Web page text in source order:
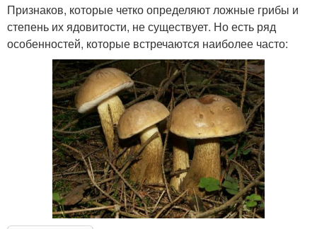
Признаков, которые четко определяют ложные грибы и
степень их ядовитости, не существует. Но есть ряд
особенностей, которые встречаются наиболее часто: